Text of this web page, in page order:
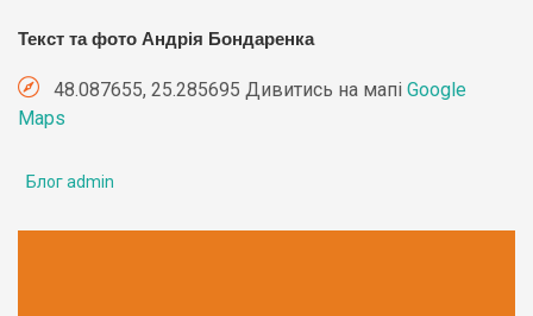
Текст та фото Андрія Бондаренка
48.087655, 25.285695 Дивитись на мапі Google
Maps
Блог admin